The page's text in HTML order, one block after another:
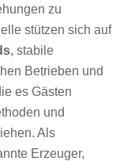
zu
stützen sich auf
, stabile
Betrieben und
es Gästen
und
Als
Erzeuger,